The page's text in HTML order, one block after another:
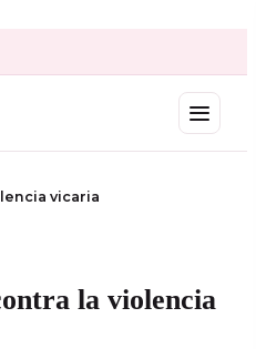
vicaria
la violencia